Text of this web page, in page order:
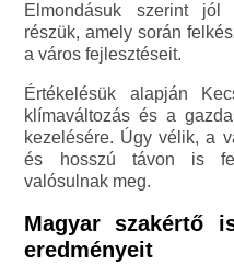
Elmondásuk szerint jól
részük, amely során
a város fejlesztéseit.
Értékelésük alapján
klímaváltozás és a
kezelésére. Úgy vélik, a
és hosszú távon is
valósulnak meg.
Magyar szakértő
eredményeit